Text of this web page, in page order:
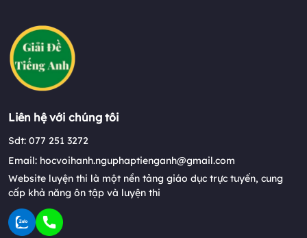
Liên hệ với chúng tôi
Sdt: 077 251 3272
Email: hocvoihanh.nguphaptienganh@gmail.com
Website luyện thi là một nền tảng giáo dục trực tuyến, cung
cấp khả năng ôn tập và luyện thi